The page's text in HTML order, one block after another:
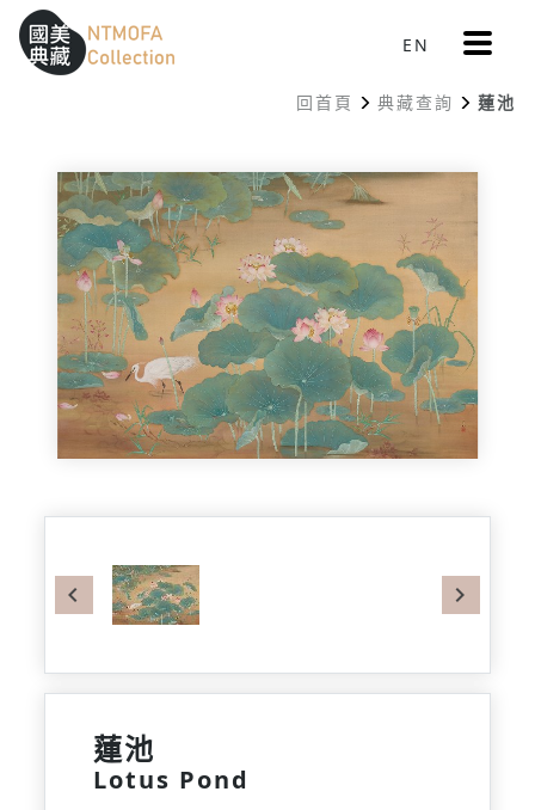
跳到中間主要內容區
網站導覽
::: EN 更
多
單
回首頁 典藏查詢 蓮池
Previous
蓮池
Lotus Pond